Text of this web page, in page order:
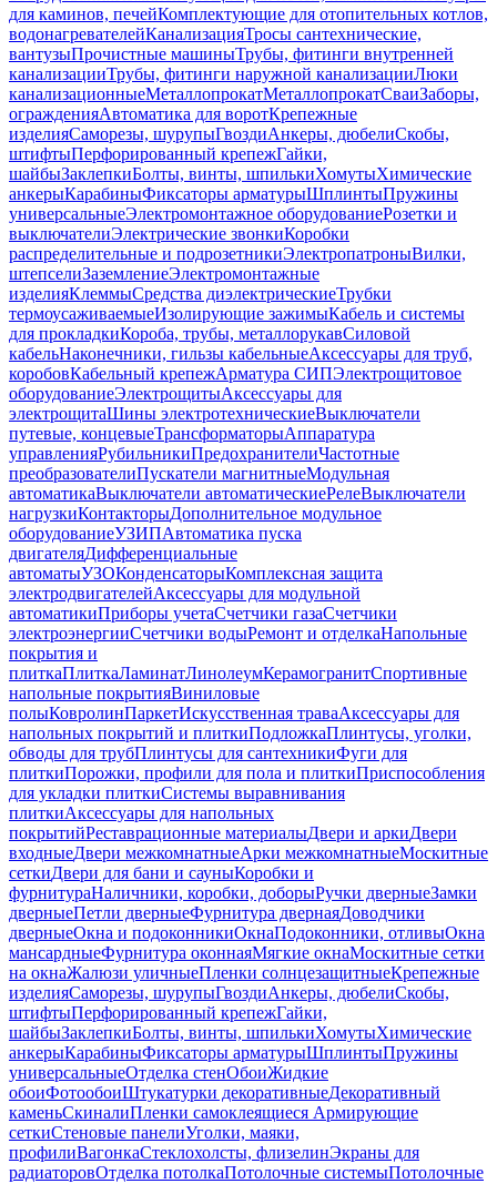
для каминов, печейКомплектующие для отопительных котлов,
водонагревателейКанализацияТросы сантехнические,
вантузыПрочистные машиныТрубы, фитинги внутренней
канализацииТрубы, фитинги наружной канализацииЛюки
канализационныеМеталлопрокатМеталлопрокатСваиЗаборы,
огражденияАвтоматика для воротКрепежные
изделияСаморезы, шурупыГвоздиАнкеры, дюбелиСкобы,
штифтыПерфорированный крепежГайки,
шайбыЗаклепкиБолты, винты, шпилькиХомутыХимические
анкерыКарабиныФиксаторы арматурыШплинтыПружины
универсальныеЭлектромонтажное оборудованиеРозетки и
выключателиЭлектрические звонкиКоробки
распределительные и подрозетникиЭлектропатроныВилки,
штепселиЗаземлениеЭлектромонтажные
изделияКлеммыСредства диэлектрическиеТрубки
термоусаживаемыеИзолирующие зажимыКабель и системы
для прокладкиКороба, трубы, металлорукавСиловой
кабельНаконечники, гильзы кабельныеАксессуары для труб,
коробовКабельный крепежАрматура СИПЭлектрощитовое
оборудованиеЭлектрощитыАксессуары для
электрощитаШины электротехническиеВыключатели
путевые, концевыеТрансформаторыАппаратура
управленияРубильникиПредохранителиЧастотные
преобразователиПускатели магнитныеМодульная
автоматикаВыключатели автоматическиеРелеВыключатели
нагрузкиКонтакторыДополнительное модульное
оборудованиеУЗИПАвтоматика пуска
двигателяДифференциальные
автоматыУЗОКонденсаторыКомплексная защита
электродвигателейАксессуары для модульной
автоматикиПриборы учетаСчетчики газаСчетчики
электроэнергииСчетчики водыРемонт и отделкаНапольные
покрытия и
плиткаПлиткаЛаминатЛинолеумКерамогранитСпортивные
напольные покрытияВиниловые
полыКовролинПаркетИскусственная траваАксессуары для
напольных покрытий и плиткиПодложкаПлинтусы, уголки,
обводы для трубПлинтусы для сантехникиФуги для
плиткиПорожки, профили для пола и плиткиПриспособления
для укладки плиткиСистемы выравнивания
плиткиАксессуары для напольных
покрытийРеставрационные материалыДвери и аркиДвери
входныеДвери межкомнатныеАрки межкомнатныеМоскитные
сеткиДвери для бани и сауныКоробки и
фурнитураНаличники, коробки, доборыРучки дверныеЗамки
дверныеПетли дверныеФурнитура двернаяДоводчики
дверныеОкна и подоконникиОкнаПодоконники, отливыОкна
мансардныеФурнитура оконнаяМягкие окнаМоскитные сетки
на окнаЖалюзи уличныеПленки солнцезащитныеКрепежные
изделияСаморезы, шурупыГвоздиАнкеры, дюбелиСкобы,
штифтыПерфорированный крепежГайки,
шайбыЗаклепкиБолты, винты, шпилькиХомутыХимические
анкерыКарабиныФиксаторы арматурыШплинтыПружины
универсальныеОтделка стенОбоиЖидкие
обоиФотообоиШтукатурки декоративныеДекоративный
каменьСкиналиПленки самоклеящиеся Армирующие
сеткиСтеновые панелиУголки, маяки,
профилиВагонкаСтеклохолсты, флизелинЭкраны для
радиаторовОтделка потолкаПотолочные системыПотолочные